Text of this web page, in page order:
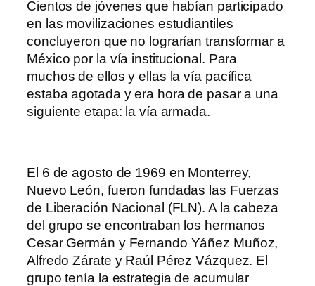
Cientos de jóvenes que habían participado
en las movilizaciones estudiantiles
concluyeron que no lograrían transformar a
México por la vía institucional. Para
muchos de ellos y ellas la vía pacífica
estaba agotada y era hora de pasar a una
siguiente etapa: la vía armada.
El 6 de agosto de 1969 en Monterrey,
Nuevo León, fueron fundadas las Fuerzas
de Liberación Nacional (FLN). A la cabeza
del grupo se encontraban los hermanos
Cesar Germán y Fernando Yáñez Muñoz,
Alfredo Zárate y Raúl Pérez Vázquez. El
grupo tenía la estrategia de acumular